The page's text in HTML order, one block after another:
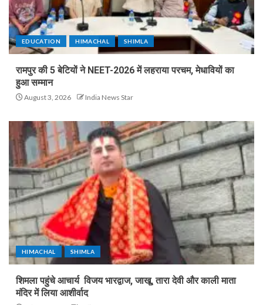
EDUCATION HIMACHAL SHIMLA
रामपुर की 5 बेटियों ने NEET-2026 में लहराया परचम, मेधावियों का
हुआ सम्मान
August 3, 2026 India News Star
HIMACHAL SHIMLA
शिमला पहुंचे आचार्य विजय भारद्वाज, जाखू, तारा देवी और काली माता
मंदिर में लिया आशीर्वाद